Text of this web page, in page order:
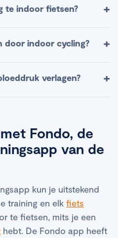
te indoor fietsen? +
maar plan minstens 1–
is doorgaans
rustmomenten),
door indoor cycling? +
je energieverbruik en
traint. Waar je
verlagen? +
geleidelijk op en
of vaatproblemen altijd
Fondo, de
van de
kun je uitstekend
training en elk fiets
te fietsen, mits je een
hebt. De Fondo app heeft